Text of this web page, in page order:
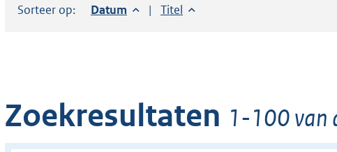
Sorteer op: Sorteer op:
Datum aflopendSorteer op:
Titel oplopend
Zoekresultaten 1-100 van